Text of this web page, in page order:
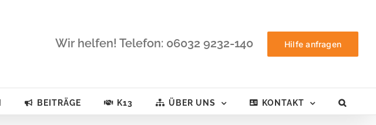
Wir helfen! Telefon: 06032 9232-140 Hilfe anfragen
BEITRÄGE K13 ÜBER UNS KONTAKT